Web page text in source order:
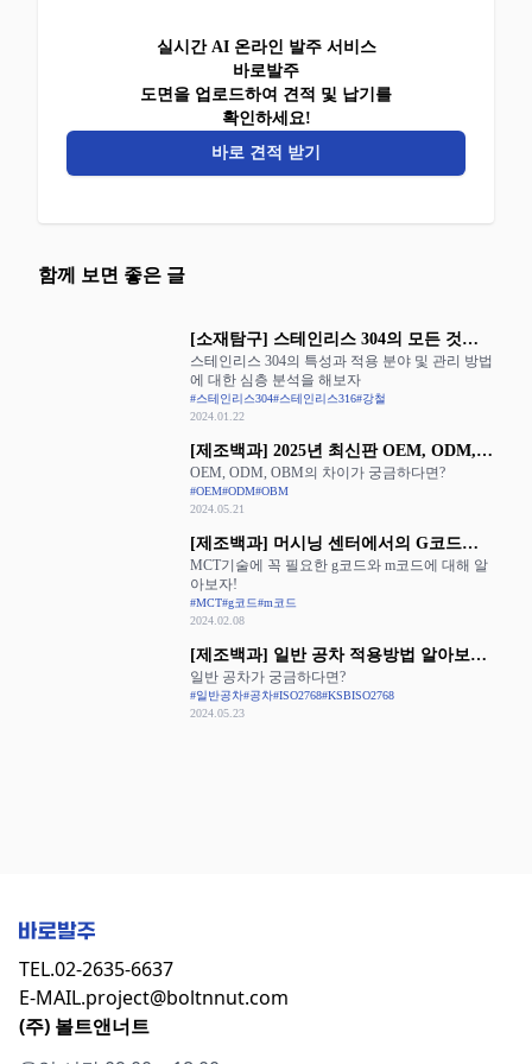
실시간 AI 온라인 발주 서비스
바로발주
도면을 업로드하여 견적 및 납기를
확인하세요!
바로 견적 받기
함께 보면 좋은 글
[소재탐구] 스테인리스 304의 모든 것을
알아보자
스테인리스 304의 특성과 적용 분야 및 관리 방법
에 대한 심층 분석을 해보자
#스테인리스304#스테인리스316#강철
2024.01.22
[제조백과] 2025년 최신판 OEM, ODM,
OBM의 장단점 완벽 정리
OEM, ODM, OBM의 차이가 궁금하다면?
#OEM#ODM#OBM
2024.05.21
[제조백과] 머시닝 센터에서의 G코드와
M코드 활용
MCT기술에 꼭 필요한 g코드와 m코드에 대해 알
아보자!
#MCT#g코드#m코드
2024.02.08
[제조백과] 일반 공차 적용방법 알아보기:
ISO 2768과 KS B ISO 2768
일반 공차가 궁금하다면?
#일반공차#공차#ISO2768#KSBISO2768
2024.05.23
TEL.02-2635-6637
E-MAIL.project@boltnnut.com
(주) 볼트앤너트